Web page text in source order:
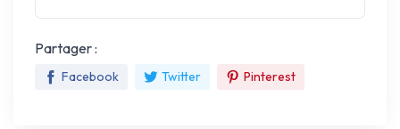
Partager :
Facebook Twitter Pinterest